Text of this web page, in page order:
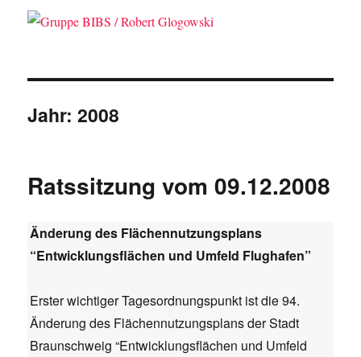
Jahr:2008
Ratssitzung vom 09.12.2008
Änderung des Flächennutzungsplans
“Entwicklungsflächen und Umfeld Flughafen”
Erster wichtiger Tagesordnungspunkt ist die 94.
Änderung des Flächennutzungsplans der Stadt
Braunschweig “Entwicklungsflächen und Umfeld